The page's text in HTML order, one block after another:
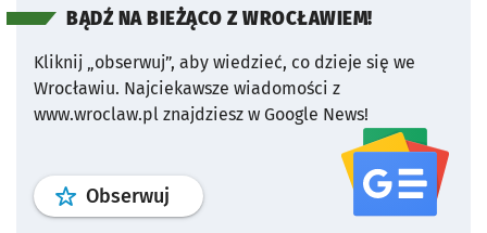
BĄDŹ NA BIEŻĄCO Z WROCŁAWIEM!
Kliknij „obserwuj”, aby wiedzieć, co dzieje się we
Wrocławiu. Najciekawsze wiadomości z
www.wroclaw.pl znajdziesz w Google News!
Obserwuj profil serwisu